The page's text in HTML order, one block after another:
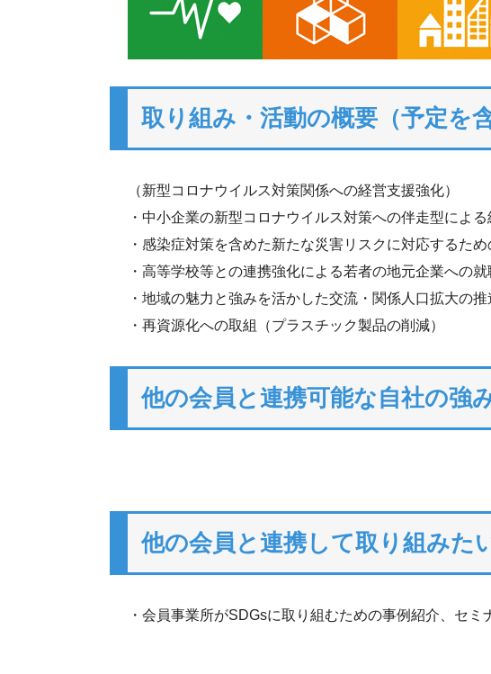
取り組み・活動の概要（予定を含
（新型コロナウイルス対策関係への経営支援強化）
・中小企業の新型コロナウイルス対策への伴走型によ
・感染症対策を含めた新たな災害リスクに対応するた
・高等学校等との連携強化による若者の地元企業への就
・地域の魅力と強みを活かした交流・関係人口拡大の推
・再資源化への取組（プラスチック製品の削減）
他の会員と連携可能な自社の強
他の会員と連携して取り組みた
・会員事業所がSDGsに取り組むための事例紹介、セ